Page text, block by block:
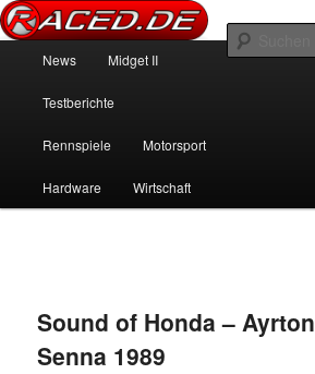
Raced.de
News über Rennspiele und der echten Autowelt
Zum Inhalt wechseln
Zum sekundären Inhalt wechseln
News Midget II
Testberichte
Rennspiele Motorsport
Hardware Wirtschaft
Sound of Honda – Ayrton
Senna 1989